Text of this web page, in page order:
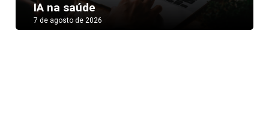
IA na saúde
7 de agosto de 2026